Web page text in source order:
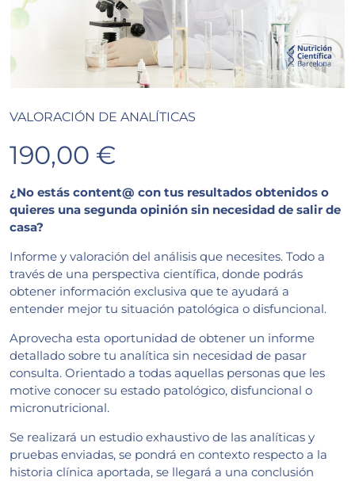
VALORACIÓN DE ANALÍTICAS
190,00 €
¿No estás content@ con tus resultados obtenidos o
quieres una segunda opinión sin necesidad de salir de
casa?
Informe y valoración del análisis que necesites. Todo a
través de una perspectiva científica, donde podrás
obtener información exclusiva que te ayudará a
entender mejor tu situación patológica o disfuncional.
Aprovecha esta oportunidad de obtener un informe
detallado sobre tu analítica sin necesidad de pasar
consulta. Orientado a todas aquellas personas que les
motive conocer su estado patológico, disfuncional o
micronutricional.
Se realizará un estudio exhaustivo de las analíticas y
pruebas enviadas, se pondrá en contexto respecto a la
historia clínica aportada, se llegará a una conclusión